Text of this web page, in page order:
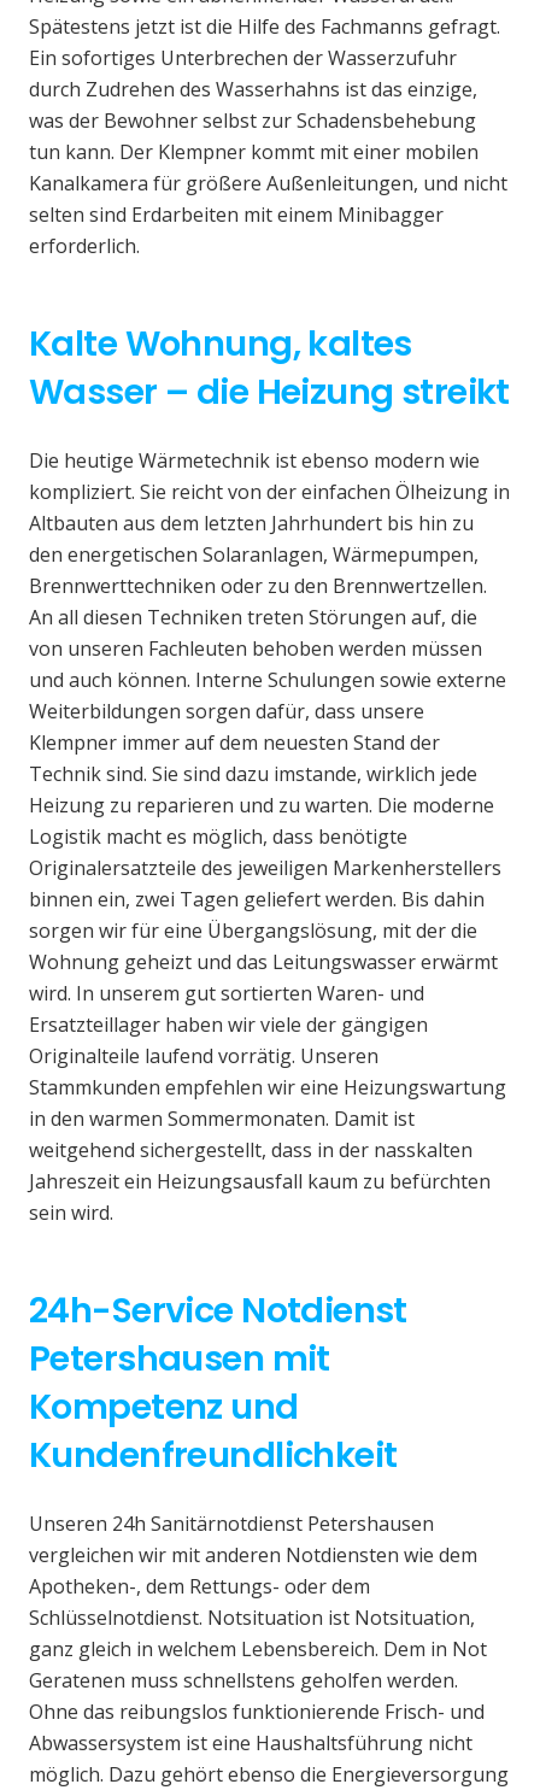
Spätestens jetzt ist die Hilfe des Fachmanns gefragt.
Ein sofortiges Unterbrechen der Wasserzufuhr
durch Zudrehen des Wasserhahns ist das einzige,
was der Bewohner selbst zur Schadensbehebung
tun kann. Der Klempner kommt mit einer mobilen
Kanalkamera für größere Außenleitungen, und nicht
selten sind Erdarbeiten mit einem Minibagger
erforderlich.
Kalte Wohnung, kaltes
Wasser – die Heizung streikt
Die heutige Wärmetechnik ist ebenso modern wie
kompliziert. Sie reicht von der einfachen Ölheizung in
Altbauten aus dem letzten Jahrhundert bis hin zu
den energetischen Solaranlagen, Wärmepumpen,
Brennwerttechniken oder zu den Brennwertzellen.
An all diesen Techniken treten Störungen auf, die
von unseren Fachleuten behoben werden müssen
und auch können. Interne Schulungen sowie externe
Weiterbildungen sorgen dafür, dass unsere
Klempner immer auf dem neuesten Stand der
Technik sind. Sie sind dazu imstande, wirklich jede
Heizung zu reparieren und zu warten. Die moderne
Logistik macht es möglich, dass benötigte
Originalersatzteile des jeweiligen Markenherstellers
binnen ein, zwei Tagen geliefert werden. Bis dahin
sorgen wir für eine Übergangslösung, mit der die
Wohnung geheizt und das Leitungswasser erwärmt
wird. In unserem gut sortierten Waren- und
Ersatzteillager haben wir viele der gängigen
Originalteile laufend vorrätig. Unseren
Stammkunden empfehlen wir eine Heizungswartung
in den warmen Sommermonaten. Damit ist
weitgehend sichergestellt, dass in der nasskalten
Jahreszeit ein Heizungsausfall kaum zu befürchten
sein wird.
24h-Service Notdienst
Petershausen mit
Kompetenz und
Kundenfreundlichkeit
Unseren 24h Sanitärnotdienst Petershausen
vergleichen wir mit anderen Notdiensten wie dem
Apotheken-, dem Rettungs- oder dem
Schlüsselnotdienst. Notsituation ist Notsituation,
ganz gleich in welchem Lebensbereich. Dem in Not
Geratenen muss schnellstens geholfen werden.
Ohne das reibungslos funktionierende Frisch- und
Abwassersystem ist eine Haushaltsführung nicht
möglich. Dazu gehört ebenso die Energieversorgung